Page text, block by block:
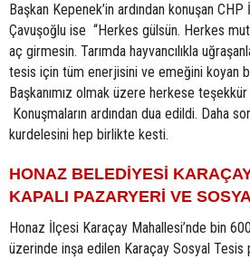
Başkan Kepenek’in ardından konuşan
Çavuşoğlu ise “Herkes gülsün. Herkes
aç girmesin. Tarımda hayvancılıkla
tesis için tüm enerjisini ve emeğini koyan
Başkanımız olmak üzere herkese
Konuşmaların ardından dua edildi. Daha
kurdelesini hep birlikte kesti.
HONAZ BELEDİYESİ
KAPALI PAZARYERİ VE
Honaz İlçesi Karaçay Mahallesi’nde bin
üzerinde inşa edilen Karaçay Sosyal